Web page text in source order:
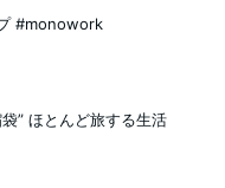
#monowork
” ほとんど旅する生活